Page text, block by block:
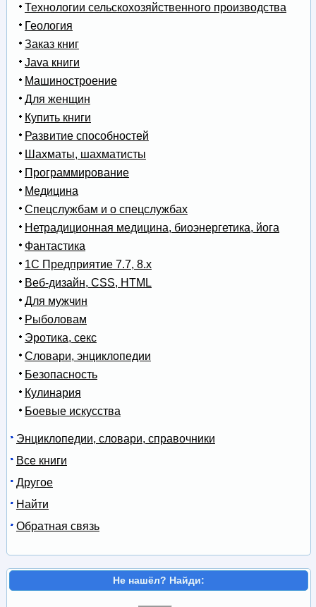
Технологии сельскохозяйственного производства
Геология
Заказ книг
Java книги
Машиностроение
Для женщин
Купить книги
Развитие способностей
Шахматы, шахматисты
Программирование
Медицина
Спецслужбам и о спецслужбах
Нетрадиционная медицина, биоэнергетика, йога
Фантастика
1С Предприятие 7.7, 8.x
Веб-дизайн, CSS, HTML
Для мужчин
Рыболовам
Эротика, секс
Словари, энциклопедии
Безопасность
Кулинария
Боевые искусства
Энциклопедии, словари, справочники
Все книги
Другое
Найти
Обратная связь
Не нашёл? Найди: